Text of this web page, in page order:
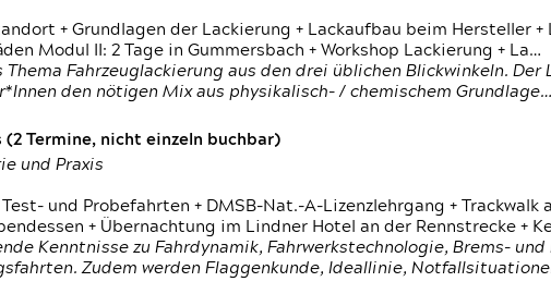
+ Grundlagen der Lackierung + Lackaufbau beim Hersteller
Modul II: 2 Tage in Gummersbach + Workshop Lackierung + La…
Fahrzeuglackierung aus den drei üblichen Blickwinkeln.
den nötigen Mix aus physikalisch- / chemischem Grundlage…
Termine, nicht einzeln buchbar)
und Praxis
und Probefahrten + DMSB-Nat.-A-Lizenzlehrgang + Trackwalk
+ Übernachtung im Lindner Hotel an der Rennstrecke +
Kenntnisse zu Fahrdynamik, Fahrwerkstechnologie, Brems-
Zudem werden Flaggenkunde, Ideallinie,